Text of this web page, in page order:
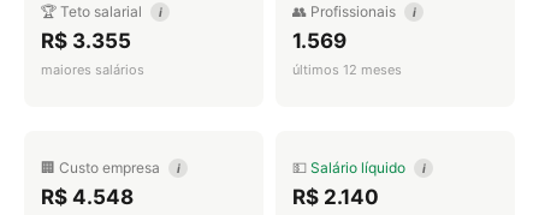
🏆 Teto salarial i
R$ 3.355
maiores salários
👥 Profissionais i
1.569
últimos 12 meses
🏢 Custo empresa i
R$ 4.548
💵 Salário líquido i
R$ 2.140